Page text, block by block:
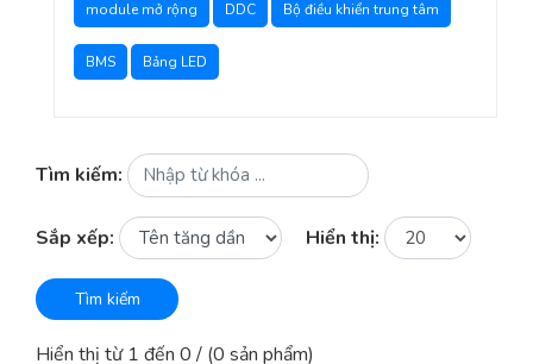
module mở rộng DDC Bộ điều khiển trung tâm
BMS Bảng LED
Tìm kiếm:
Sắp xếp: Hiển thị:
Tìm kiếm
Hiển thị từ 1 đến 0 / (0 sản phẩm)